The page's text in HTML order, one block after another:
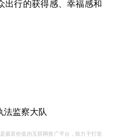
出行的获得感、幸福感和
法监察大队
最富价值的互联网推广平台，致力于打造